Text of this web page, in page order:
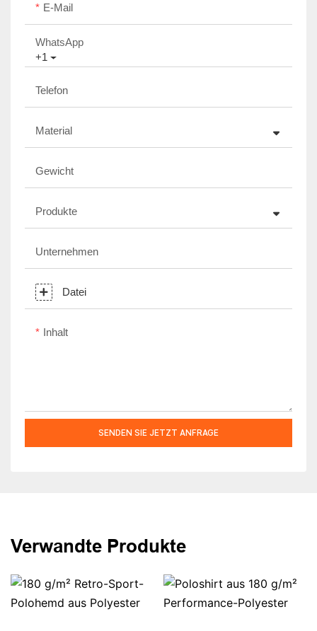
E-Mail
+1
WhatsApp
Telefon
Material
Gewicht
Produkte
Unternehmen
Datei
Inhalt
SENDEN SIE JETZT ANFRAGE
Verwandte Produkte